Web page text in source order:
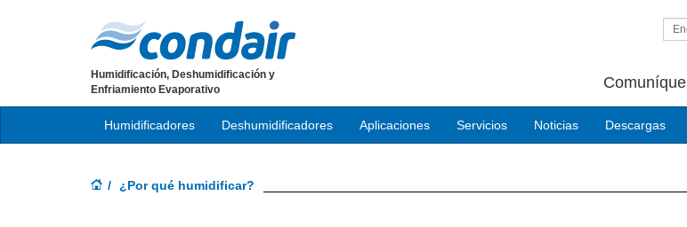
Humidificación, Deshumidificación y
Enfriamiento Evaporativo
Humidificadores Deshumidificadores Aplicaciones Servicios Noticias Descargas
¿Por qué humidificar?